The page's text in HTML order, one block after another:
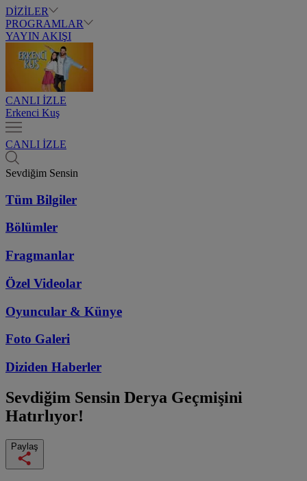
DİZİLER
PROGRAMLAR
YAYIN AKIŞI
CANLI İZLE
Erkenci Kuş
CANLI İZLE
Sevdiğim Sensin
Tüm Bilgiler
Bölümler
Fragmanlar
Özel Videolar
Oyuncular & Künye
Foto Galeri
Diziden Haberler
Sevdiğim Sensin Derya Geçmişini
Hatırlıyor!
Paylaş